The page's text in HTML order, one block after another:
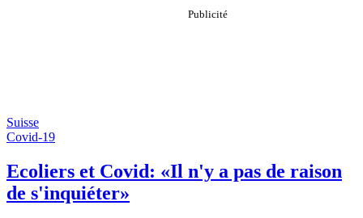
Suisse
Covid-19
Ecoliers et Covid: «Il n'y a pas de raison
de s'inquiéter»